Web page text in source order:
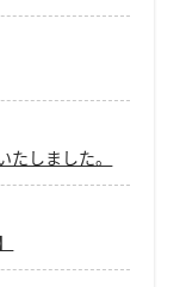
しました。